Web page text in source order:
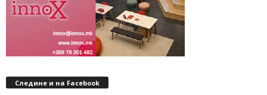
Следине и на Facebook